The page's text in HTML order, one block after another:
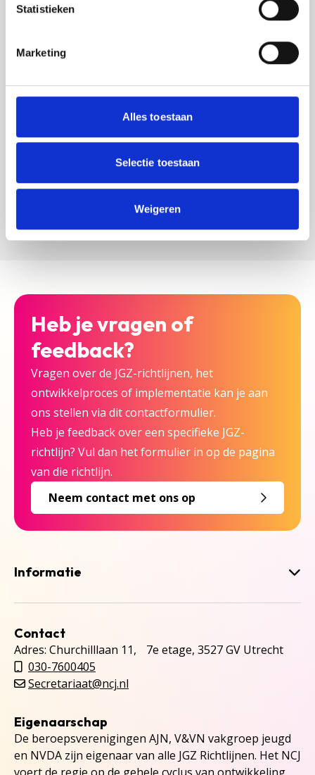
Statistieken
Marketing
Alles toestaan
Selectie toestaan
Weigeren
feedback meegenomen wordt met de
Ik ga akkoord dat mijn gegevens
worden gedeeld met de
zijn bij deze JGZ-richtlijn.
Versturen
Heb je vragen of
feedback?
Vragen over de JGZ-richtlijnen, het
ontwikkelproces of implementatie kan je aan
ons stellen via dit contactformulier.
Heb je feedback over een specifieke JGZ-
richtlijn? Vul dan het formulier in op de pagina
van die richtlijn.
Neem contact met ons op
Informatie
Contact
Adres: Churchilllaan 11, 7e etage, 3527 GV Utrecht
030-7600405
Secretariaat@ncj.nl
Eigenaarschap
De beroepsverenigingen AJN, V&VN vakgroep jeugd
en NVDA zijn eigenaar van alle JGZ Richtlijnen. Het NCJ